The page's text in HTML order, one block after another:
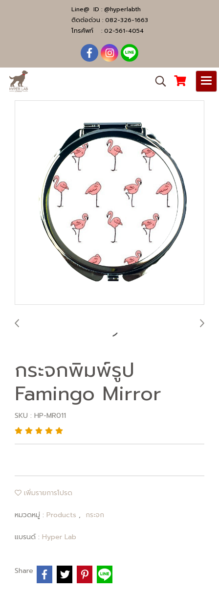
Line@ ID : @hyperlabth
ติดต่อด่วน : 082-326-1663
โทรศัพท์ : 02-561-4054
กระจกพิมพ์รูป
Famingo Mirror
SKU : HP-MR011
เพิ่มรายการโปรด
หมวดหมู่ : Products , กระจก
แบรนด์ : Hyper Lab
Share